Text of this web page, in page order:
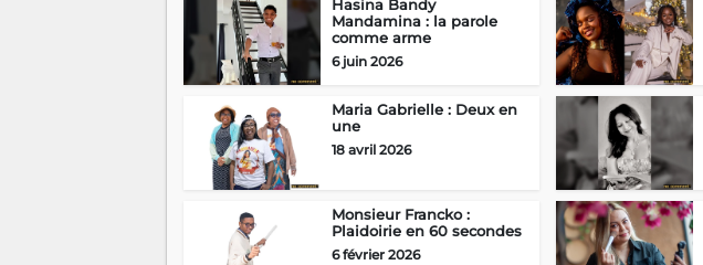
Hasina Bandy
Mandamina : la parole
comme arme
6 juin 2026
Maria Gabrielle : Deux en
une
18 avril 2026
Monsieur Francko :
Plaidoirie en 60 secondes
6 février 2026